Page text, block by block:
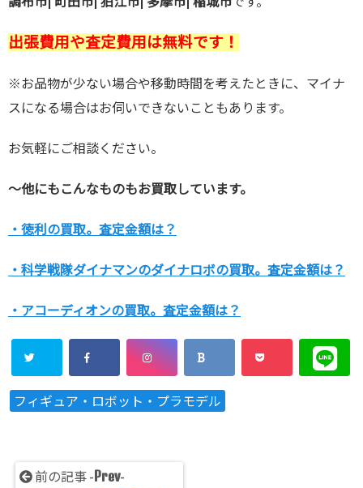
出張費用や査定費用は無料です！
※お品物が少ない場合や移動時間を考えたときに、マイナ
スになる場合はお伺いできないこともあります。
お気軽にご相談ください。
～他にもこんなものもお買取しています。
・徳利の買取。査定金額は？
・科学戦隊ダイナマンのダイナロボの買取。査定金額は？
・アコーディオンの買取。査定金額は？
フィギュア・ロボット・プラモデル
前の記事 - Prev-